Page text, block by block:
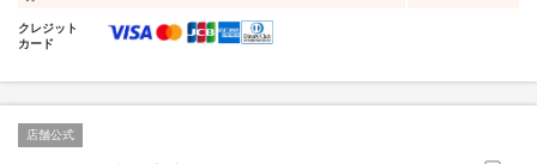
クレジット
カード
店舗公式